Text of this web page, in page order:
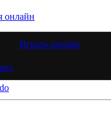
онлайн
Играть онлайн